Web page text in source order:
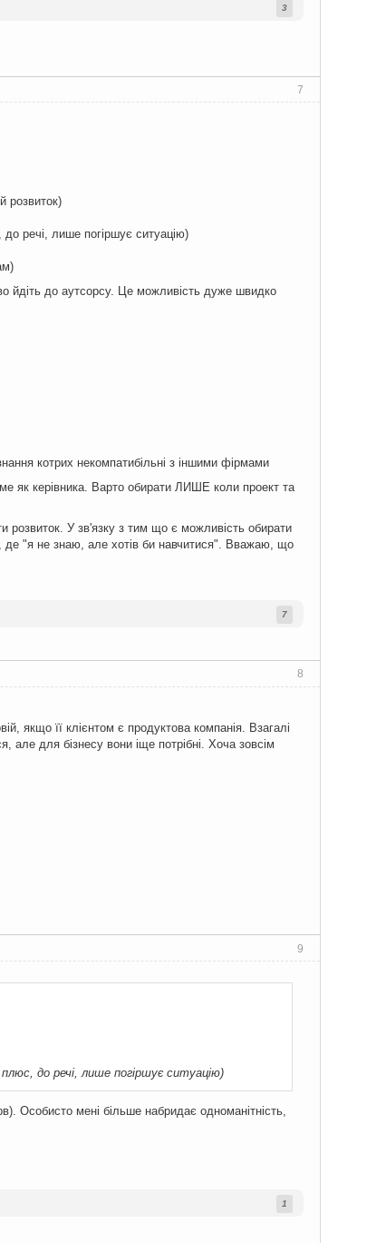
3
7
розвиток)
речі, лише погіршує ситуацію)
йдіть до аутсорсу. Це можливість дуже швидко
котрих некомпатибільні з іншими фірмами
як керівника. Варто обирати ЛИШЕ коли проект та
розвиток. У зв'язку з тим що є можливість обирати
де "я не знаю, але хотів би навчитися". Вважаю, що
7
8
якщо її клієнтом є продуктова компанія. Взагалі
але для бізнесу вони іще потрібні. Хоча зовсім
9
до речі, лише погіршує ситуацію)
Особисто мені більше набридає одноманітність,
1